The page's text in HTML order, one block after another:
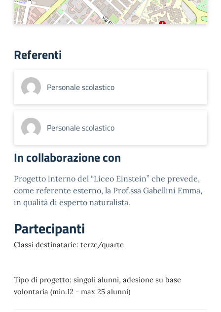
Referenti
Personale scolastico
Personale scolastico
In collaborazione con
Progetto interno del “Liceo Einstein” che prevede,
come referente esterno, la Prof.ssa Gabellini Emma,
in qualità di esperto naturalista.
Partecipanti
Classi destinatarie: terze/quarte
Tipo di progetto: singoli alunni, adesione su base
volontaria (min.12 - max 25 alunni)